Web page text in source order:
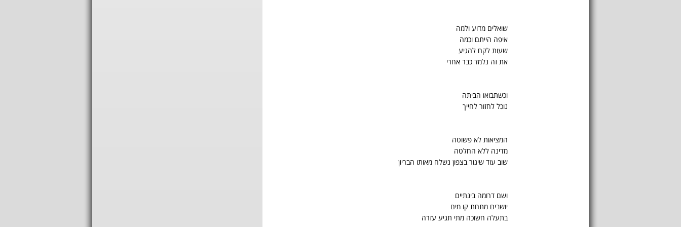
שואלים מדוע ולמה
איפה הייתם וכמה
שעות לקח להגיע
את זה נלמד כבר אחרי
וכשתבואו הביתה
נוכל לחזור לחייך
המציאות לא פשוטה
מדינה ללא החלטה
שוב עוד שיגור בצפון נשלח מאותו הבריון
ושם דרומה בינתיים
יושבים מתחת קו מים
בתעלה חשוכה מתי תגיע עזרה